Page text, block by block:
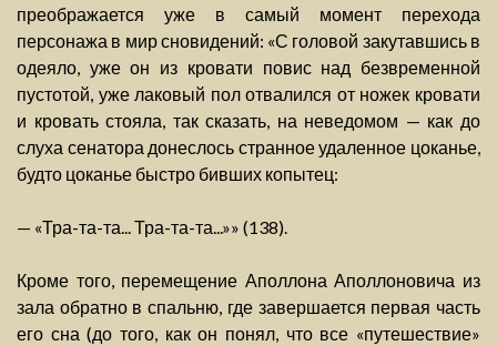
преображается уже в самый момент перехода
персонажа в мир сновидений: «С головой закутавшись в
одеяло, уже он из кровати повис над безвременной
пустотой, уже лаковый пол отвалился от ножек кровати
и кровать стояла, так сказать, на неведомом — как до
слуха сенатора донеслось странное удаленное цоканье,
будто цоканье быстро бивших копытец:
— «Тра-та-та... Тра-та-та...»» (138).
Кроме того, перемещение Аполлона Аполлоновича из
зала обратно в спальню, где завершается первая часть
его сна (до того, как он понял, что все «путешествие»